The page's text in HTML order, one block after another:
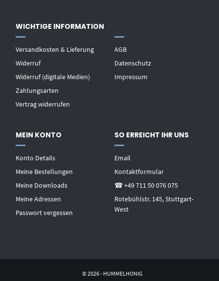
WICHTIGE INFORMATION
Versandkosten & Lieferung
Widerruf
Widerruf (digitale Medien)
Zahlungsarten
Vertrag widerrufen
AGB
Datenschutz
Impressum
MEIN KONTO
Konto Details
Meine Bestellungen
Meine Downloads
Meine Adressen
Passwort vergessen
SO ERREICHT IHR UNS
Email
Kontaktformular
☎ +49 711 50 076 075
Rotebühlstr. 145, Stuttgart-
West
© 2026 - HUMMELHONIG